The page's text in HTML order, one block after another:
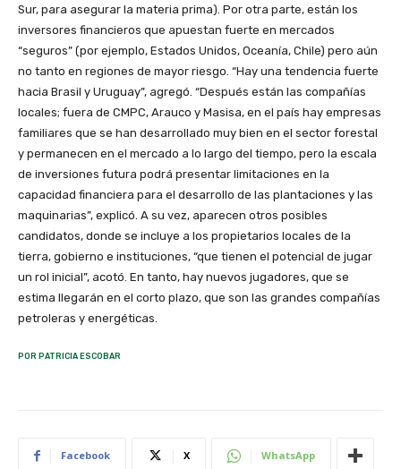
Sur, para asegurar la materia prima). Por otra parte, están los
inversores financieros que apuestan fuerte en mercados
“seguros” (por ejemplo, Estados Unidos, Oceanía, Chile) pero aún
no tanto en regiones de mayor riesgo. “Hay una tendencia fuerte
hacia Brasil y Uruguay”, agregó. “Después están las compañías
locales; fuera de CMPC, Arauco y Masisa, en el país hay empresas
familiares que se han desarrollado muy bien en el sector forestal
y permanecen en el mercado a lo largo del tiempo, pero la escala
de inversiones futura podrá presentar limitaciones en la
capacidad financiera para el desarrollo de las plantaciones y las
maquinarias”, explicó. A su vez, aparecen otros posibles
candidatos, donde se incluye a los propietarios locales de la
tierra, gobierno e instituciones, “que tienen el potencial de jugar
un rol inicial”, acotó. En tanto, hay nuevos jugadores, que se
estima llegarán en el corto plazo, que son las grandes compañías
petroleras y energéticas.
POR PATRICIA ESCOBAR
Facebook X WhatsApp